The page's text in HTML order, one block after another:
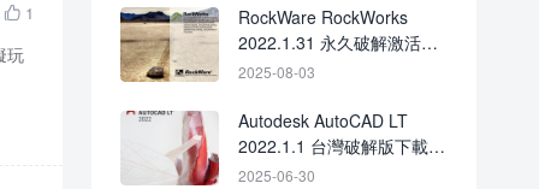
 1
玩
RockWare RockWorks
2022.1.31 永久破解激活下
載
2025-08-03
Autodesk AutoCAD LT
2022.1.1 台灣破解版下載
CRACK
2025-06-30